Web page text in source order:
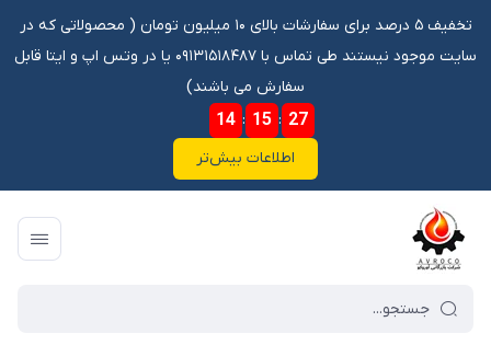
تخفیف ۵ درصد برای سفارشات بالای ۱۰ میلیون تومان ‌‌(‌‌ محصولاتی که در
سایت موجود نیستند طی تماس با ۰۹۱۳۱۵۱۸۴۸۷ یا در وتس اپ و ایتا قابل
سفارش می باشند)
14 : 15 : 27
اطلاعات بیش‌تر
فروشگاه آنلاین آوروکو